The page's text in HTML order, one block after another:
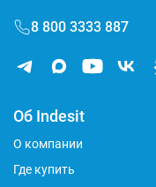
8 800 3333 887
Об Indesit
О компании
Где купить